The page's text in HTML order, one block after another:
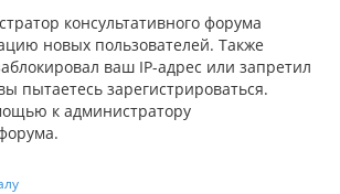
консультативного форума
новых пользователей. Также
ваш IP-адрес или запретил
пытаетесь зарегистрироваться.
к администратору